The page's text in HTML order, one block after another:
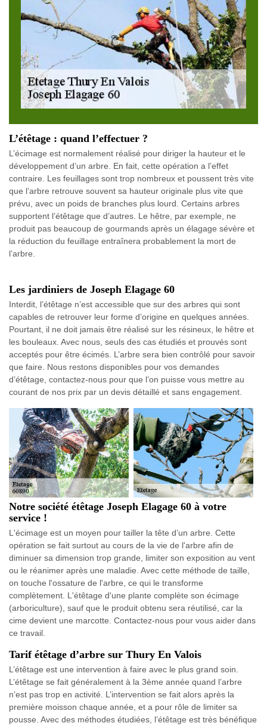
L’étêtage : quand l’effectuer ?
L’écimage est normalement réalisé pour diriger la hauteur et le
développement d’un arbre. En fait, cette opération a l’effet
contraire. Les feuillages sont trop nombreux et poussent très vite
que l’arbre retrouve souvent sa hauteur originale plus vite que
prévu, avec un poids de branches plus lourd. Certains arbres
supportent l’étêtage que d’autres. Le hêtre, par exemple, ne
produit pas beaucoup de gourmands après un élagage sévère et
la réduction du feuillage entraînera probablement la mort de
l’arbre.
Les jardiniers de Joseph Elagage 60
Interdit, l’étêtage n’est accessible que sur des arbres qui sont
capables de retrouver leur forme d’origine en quelques années.
Pourtant, il ne doit jamais être réalisé sur les résineux, le hêtre et
les bouleaux. Avec nous, seuls des cas étudiés et prouvés sont
acceptés pour être écimés. L’arbre sera bien contrôlé pour savoir
que faire. Nous restons disponibles pour vos demandes
d’étêtage, contactez-nous pour que l’on puisse vous mettre au
courant de nos prix par un devis détaillé et sans engagement.
Notre société étêtage Joseph Elagage 60 à votre
service !
L'écimage est un moyen pour tailler la tête d’un arbre. Cette
opération se fait surtout au cours de la vie de l'arbre afin de
diminuer sa dimension trop grande, limiter son exposition au vent
ou le réanimer après une maladie. Avec cette méthode de taille,
on touche l'ossature de l'arbre, ce qui le transforme
complètement. L'étêtage d'une plante complète son écimage
(arboriculture), sauf que le produit obtenu sera réutilisé, car la
cime devient une marcotte. Contactez-nous pour vous aider dans
ce travail.
Tarif étêtage d’arbre sur Thury En Valois
L’étêtage est une intervention à faire avec le plus grand soin.
L’étêtage se fait généralement à la 3ème année quand l’arbre
n’est pas trop en activité. L’intervention se fait alors après la
première moisson chaque année, et a pour rôle de limiter sa
pousse. Avec des méthodes étudiées, l’étêtage est très bénéfique